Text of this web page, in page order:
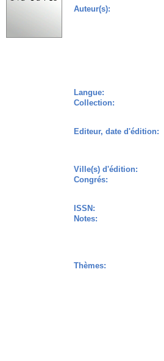
Auteur(s):
Langue:
Collection:
Editeur, date d'édition:
Ville(s) d'édition:
Congrés:
ISSN:
Notes:
Thèmes: